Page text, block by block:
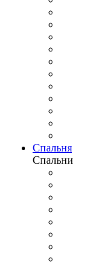
Спальня
Спальни